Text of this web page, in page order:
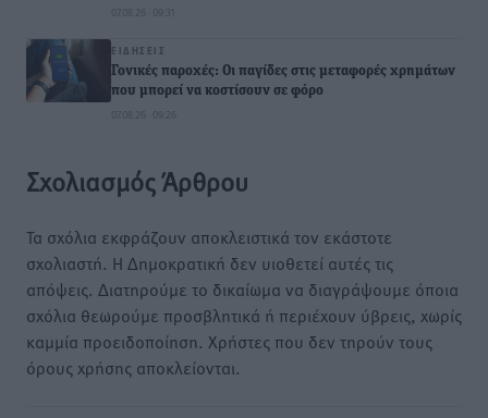
07.08.26 · 09:31
ΕΙΔΉΣΕΙΣ
Γονικές παροχές: Οι παγίδες στις μεταφορές χρημάτων
που μπορεί να κοστίσουν σε φόρο
07.08.26 · 09:26
Σχολιασμός Άρθρου
Τα σχόλια εκφράζουν αποκλειστικά τον εκάστοτε
σχολιαστή. Η Δημοκρατική δεν υιοθετεί αυτές τις
απόψεις. Διατηρούμε το δικαίωμα να διαγράψουμε όποια
σχόλια θεωρούμε προσβλητικά ή περιέχουν ύβρεις, χωρίς
καμμία προειδοποίηση. Χρήστες που δεν τηρούν τους
όρους χρήσης αποκλείονται.